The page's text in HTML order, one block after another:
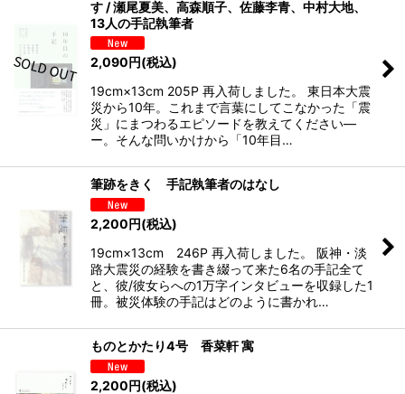
す / 瀬尾夏美、高森順子、佐藤李青、中村大地、
13人の手記執筆者
2,090円(税込)
19cm×13cm 205P 再入荷しました。 東日本大震
災から10年。これまで言葉にしてこなかった「震
災」にまつわるエピソードを教えてください―
ー。そんな問いかけから「10年目…
筆跡をきく 手記執筆者のはなし
2,200円(税込)
19cm×13cm 246P 再入荷しました。 阪神・淡
路大震災の経験を書き綴って来た6名の手記全て
と、彼/彼女らへの1万字インタビューを収録した1
冊。被災体験の手記はどのように書かれ…
ものとかたり4号 香菜軒 寓
2,200円(税込)